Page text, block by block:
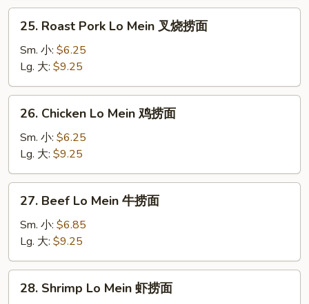
捞
25.
Roast
Pork
Mein
叉
25. Roast Pork Lo Mein 叉烧捞面
Sm. 小: $6.25
Lg. 大: $9.25
26.
Chicken
Lo
Mein
鸡
捞
26. Chicken Lo Mein 鸡捞面
Sm. 小: $6.25
Lg. 大: $9.25
27.
Beef
Lo
Mein
牛
捞
27. Beef Lo Mein 牛捞面
Sm. 小: $6.85
Lg. 大: $9.25
28.
Shrimp
28. Shrimp Lo Mein 虾捞面